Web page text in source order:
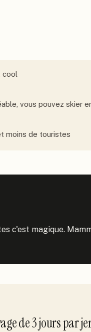
cool
vous pouvez skier
moins de touristes
c'est magique.
de3jourspar